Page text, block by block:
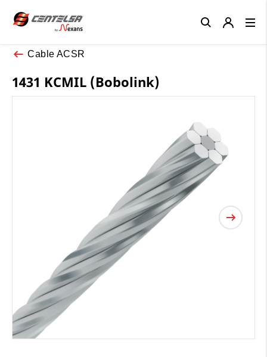
Cable ACSR
1431 KCMIL (Bobolink)
Close